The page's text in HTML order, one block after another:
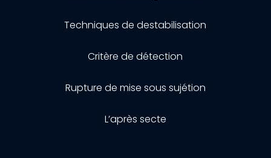
Techniques de destabilisation
Critère de détection
Rupture de mise sous sujétion
L’après secte